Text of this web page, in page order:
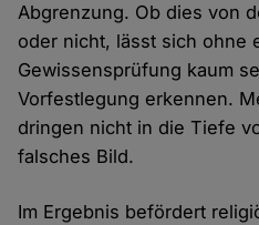
Abgrenzung. Ob dies von
oder nicht, lässt sich ohne
Gewissensprüfung kaum
Vorfestlegung erkennen.
dringen nicht in die Tiefe
falsches Bild.
Im Ergebnis befördert